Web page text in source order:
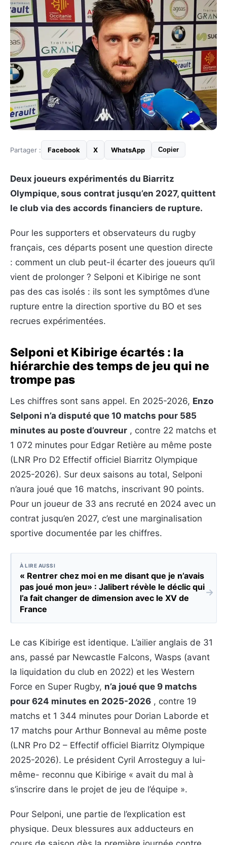
Partager : Facebook X WhatsApp Copier
Deux joueurs expérimentés du Biarritz
Olympique, sous contrat jusqu’en 2027, quittent
le club via des accords financiers de rupture.
Pour les supporters et observateurs du rugby
français, ces départs posent une question directe
: comment un club peut-il écarter des joueurs qu’il
vient de prolonger ? Selponi et Kibirige ne sont
pas des cas isolés : ils sont les symptômes d’une
rupture entre la direction sportive du BO et ses
recrues expérimentées.
Selponi et Kibirige écartés : la
hiérarchie des temps de jeu qui ne
trompe pas
Les chiffres sont sans appel. En 2025-2026, Enzo
Selponi n’a disputé que 10 matchs pour 585
minutes au poste d’ouvreur , contre 22 matchs et
1 072 minutes pour Edgar Retière au même poste
(LNR Pro D2 Effectif officiel Biarritz Olympique
2025-2026). Sur deux saisons au total, Selponi
n’aura joué que 16 matchs, inscrivant 90 points.
Pour un joueur de 33 ans recruté en 2024 avec un
contrat jusqu’en 2027, c’est une marginalisation
sportive documentée par les chiffres.
À LIRE AUSSI
« Rentrer chez moi en me disant que je n’avais
pas joué mon jeu» : Jalibert révèle le déclic qui
l’a fait changer de dimension avec le XV de
France
→
Le cas Kibirige est identique. L’ailier anglais de 31
ans, passé par Newcastle Falcons, Wasps (avant
la liquidation du club en 2022) et les Western
Force en Super Rugby, n’a joué que 9 matchs
pour 624 minutes en 2025-2026 , contre 19
matchs et 1 344 minutes pour Dorian Laborde et
17 matchs pour Arthur Bonneval au même poste
(LNR Pro D2 – Effectif officiel Biarritz Olympique
2025-2026). Le président Cyril Arrosteguy a lui-
même- reconnu que Kibirige « avait du mal à
s’inscrire dans le projet de jeu de l’équipe ».
Pour Selponi, une partie de l’explication est
physique. Deux blessures aux adducteurs en